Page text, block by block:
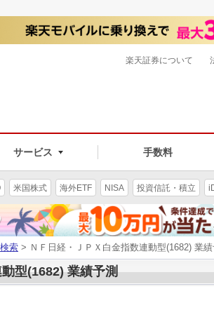
サービス 手数料
楽天証券について
米国株式 海外ETF NISA 投資信託・積立
索 > ＮＦ日経・ＪＰＸ白金指数連動型(1682) 業績
型(1682) 業績予測